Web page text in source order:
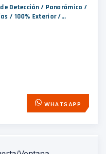
Detección / Panorámico /
/ 100% Exterior /
alarma/ Serie SHIELD
WHATSAPP